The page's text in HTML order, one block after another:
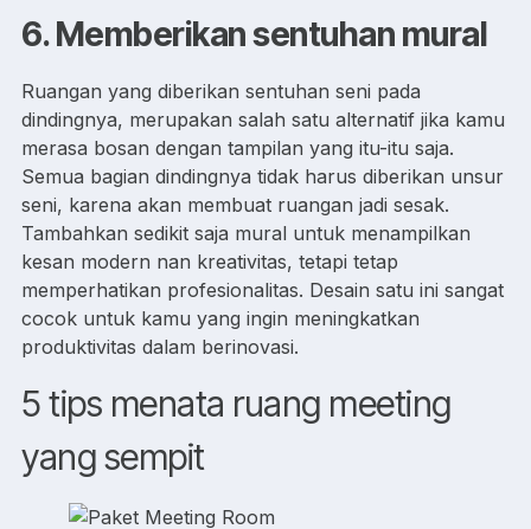
6. Memberikan sentuhan mural
Ruangan yang diberikan sentuhan seni pada
dindingnya, merupakan salah satu alternatif jika kamu
merasa bosan dengan tampilan yang itu-itu saja.
Semua bagian dindingnya tidak harus diberikan unsur
seni, karena akan membuat ruangan jadi sesak.
Tambahkan sedikit saja mural untuk menampilkan
kesan modern nan kreativitas, tetapi tetap
memperhatikan profesionalitas. Desain satu ini sangat
cocok untuk kamu yang ingin meningkatkan
produktivitas dalam berinovasi.
5 tips menata ruang meeting
yang sempit